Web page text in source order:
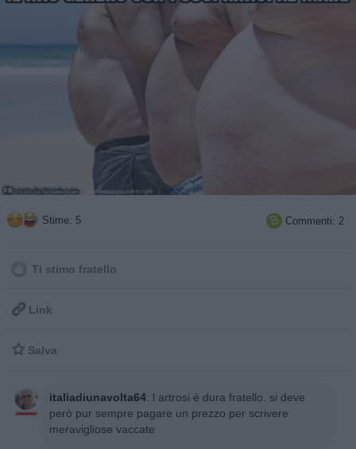
Stime: 5  Commenti: 2
Ti stimo fratello
 Link
 Salva
italiadiunavolta64: l artrosi è dura fratello. si deve
però pur sempre pagare un prezzo per scrivere
meravigliose vaccate